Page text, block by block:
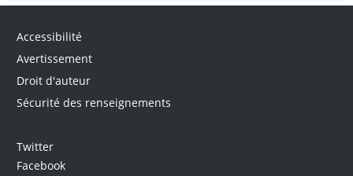
Accessibilité
Avertissement
Droit d'auteur
Sécurité des renseignements
Twitter
Facebook